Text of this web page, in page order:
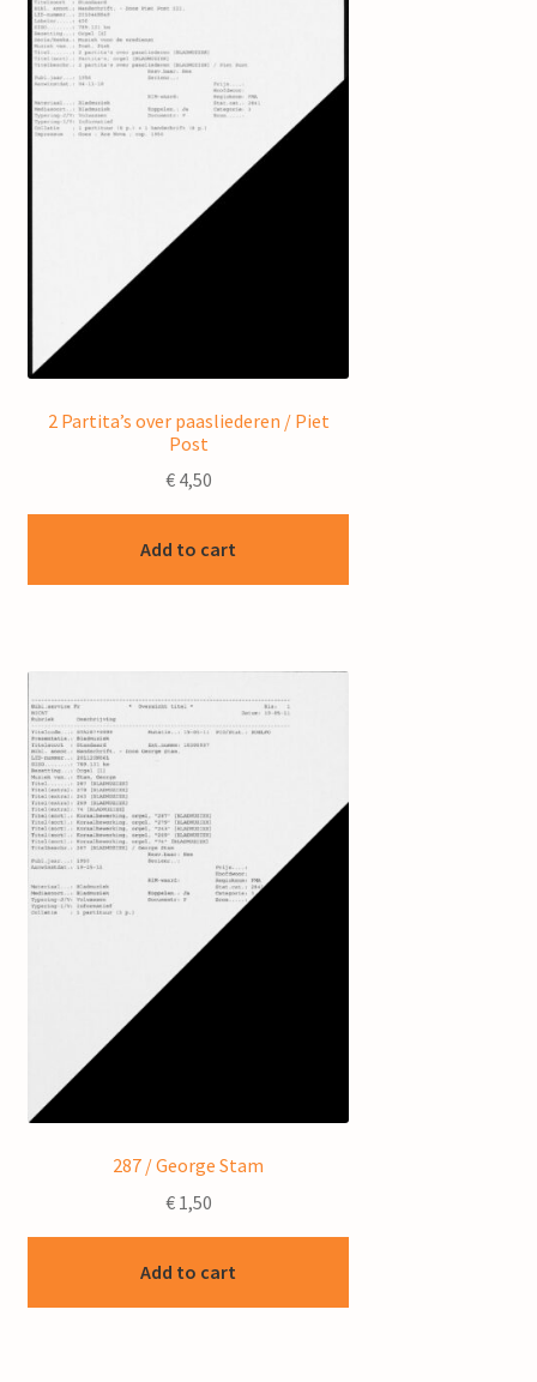
2 Partita’s over paasliederen / Piet
Post
€4,50
Add to cart
287 / George Stam
€1,50
Add to cart